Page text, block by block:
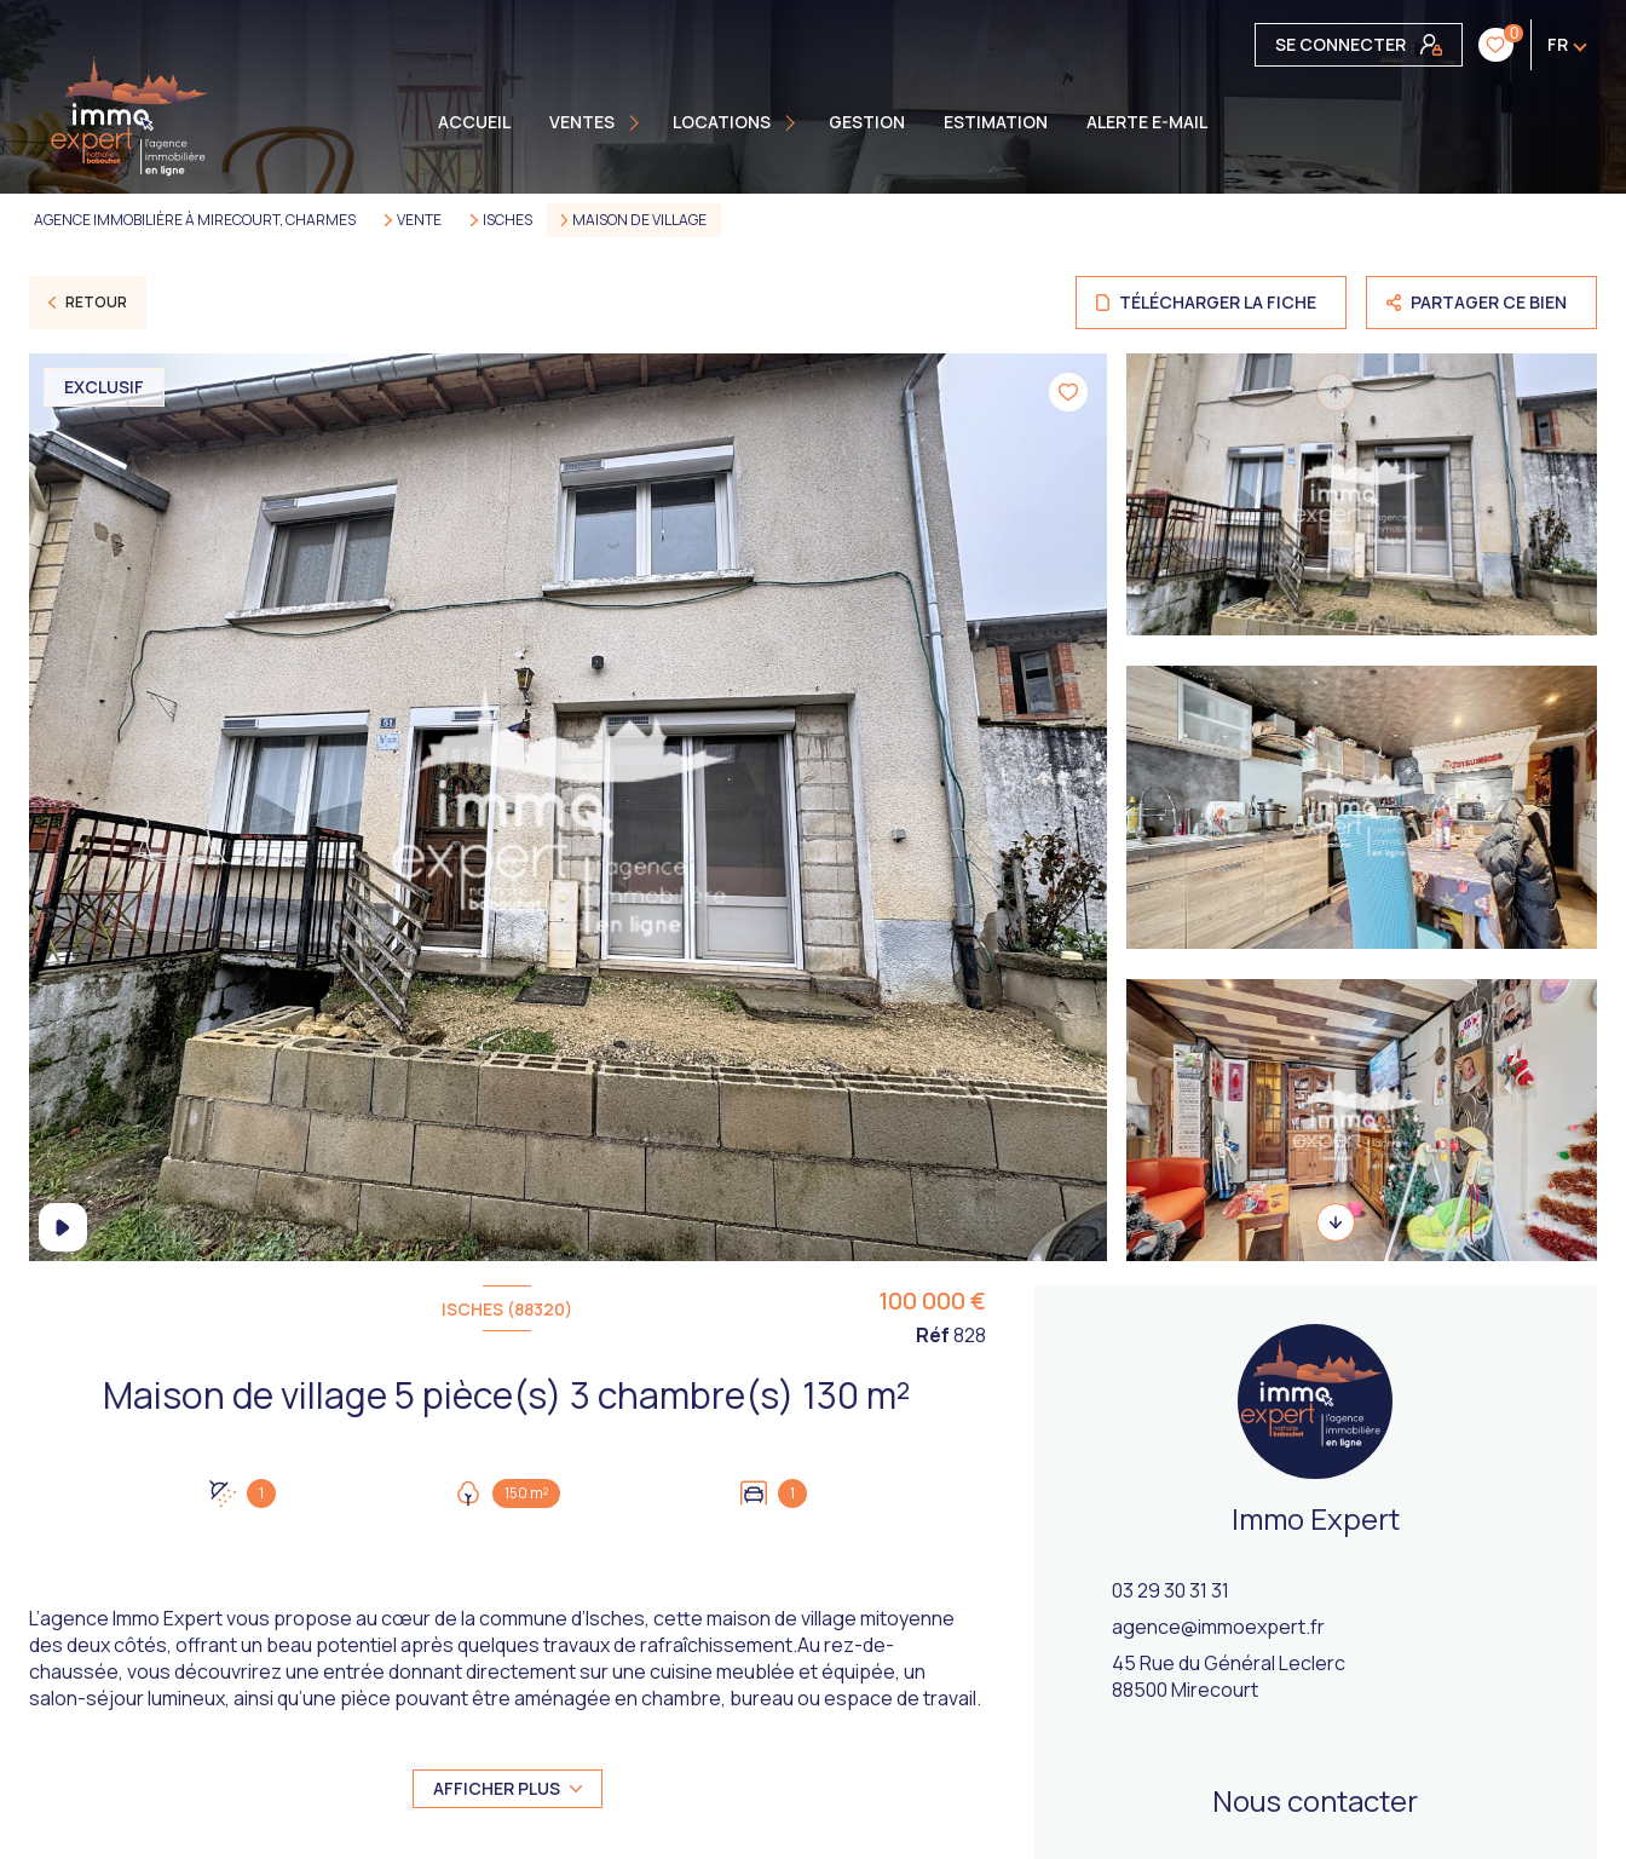
SE CONNECTER 0 FR
ACCUEIL VENTES
Appartements
Locaux Pro
Immeuble
LOCATIONS
Appartements
Biens Meublés
GESTION ESTIMATION ALERTE E-MAIL
AGENCE IMMOBILIÈRE À MIRECOURT, CHARMES VENTE ISCHES MAISON DE VILLAGE
RETOUR TÉLÉCHARGER LA FICHE PARTAGER CE BIEN
EXCLUSIF
ISCHES (88320)
Maison de village 5 pièce(s) 3 chambre(s) 130 m²
1 150 m² 1
100 000 €
Réf828
L’agence Immo Expert vous propose au cœur de la commune d’Isches, cette maison de village mitoyenne
des deux côtés, offrant un beau potentiel après quelques travaux de rafraîchissement.Au rez-de-
chaussée, vous découvrirez une entrée donnant directement sur une cuisine meublée et équipée, un
salon-séjour lumineux, ainsi qu’une pièce pouvant être aménagée en chambre, bureau ou espace de travail.
espace supplémentaire selon vos besoins.À l’extérieur, vous profiterez d’un petit terrain à l’arrière de la
maison, idéal pour créer un espace détente ou un petit jardin.
AFFICHER PLUS
Immo Expert
03 29 30 31 31
agence@immoexpert.fr
45 Rue du Général Leclerc
88500 Mirecourt
Nous contacter